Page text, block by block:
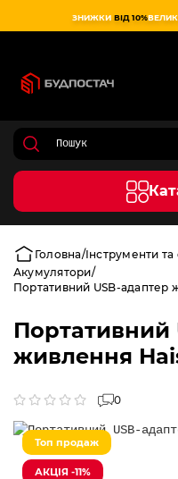
ЗНИЖКИ ВІД 10%
Головна Інструменти
Акумулятори
Портативний USB-адаптер
Портативний
живлення
0
Топ продаж
АКЦІЯ -11%